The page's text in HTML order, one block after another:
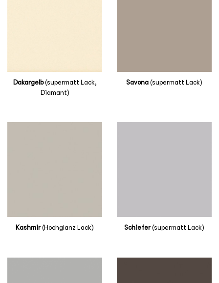
Dakargelb(supermatt Lack,
Diamant)
Savona (supermatt Lack)
Kashmir (Hochglanz Lack) Schiefer (supermatt Lack)